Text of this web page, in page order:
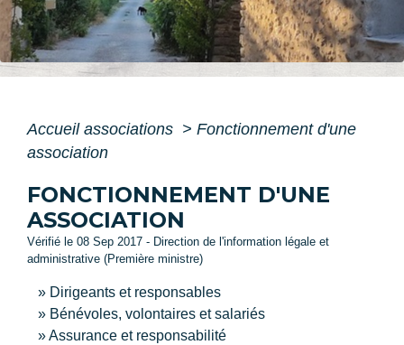
Accueil associations > Fonctionnement d'une
association
FONCTIONNEMENT D'UNE
ASSOCIATION
Vérifié le 08 Sep 2017 - Direction de l'information légale et
administrative (Première ministre)
Dirigeants et responsables
Bénévoles, volontaires et salariés
Assurance et responsabilité